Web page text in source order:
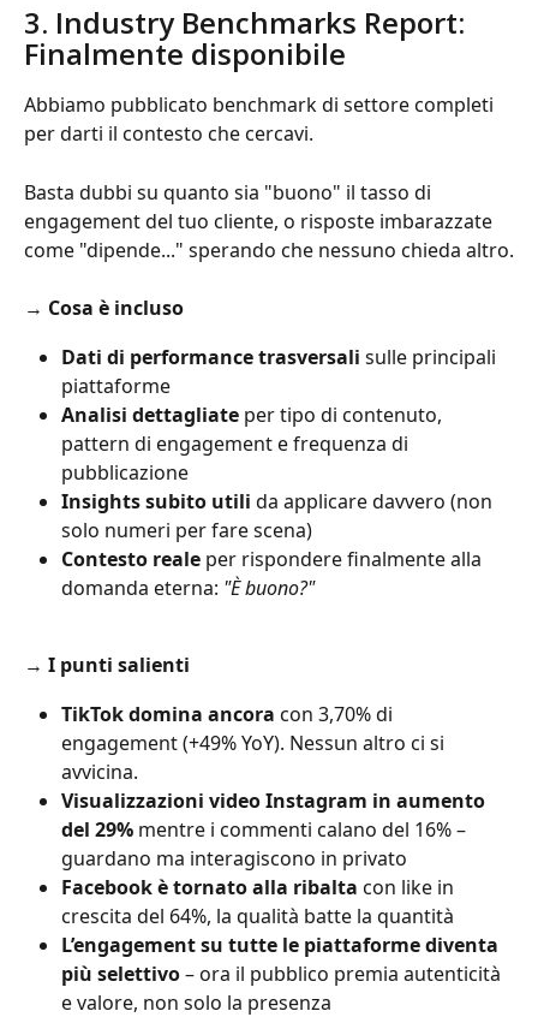
3. Industry Benchmarks Report:
Finalmente disponibile
Abbiamo pubblicato benchmark di settore completi
per darti il contesto che cercavi.
Basta dubbi su quanto sia "buono" il tasso di
engagement del tuo cliente, o risposte imbarazzate
come "dipende..." sperando che nessuno chieda altro.
→ Cosa è incluso
Dati di performance trasversali sulle principali
piattaforme
Analisi dettagliate per tipo di contenuto,
pattern di engagement e frequenza di
pubblicazione
Insights subito utili da applicare davvero (non
solo numeri per fare scena)
Contesto reale per rispondere finalmente alla
domanda eterna: "È buono?"
→ I punti salienti
TikTok domina ancora con 3,70% di
engagement (+49% YoY). Nessun altro ci si
avvicina.
Visualizzazioni video Instagram in aumento
del 29% mentre i commenti calano del 16% –
guardano ma interagiscono in privato
Facebook è tornato alla ribalta con like in
crescita del 64%, la qualità batte la quantità
L’engagement su tutte le piattaforme diventa
più selettivo – ora il pubblico premia autenticità
e valore, non solo la presenza